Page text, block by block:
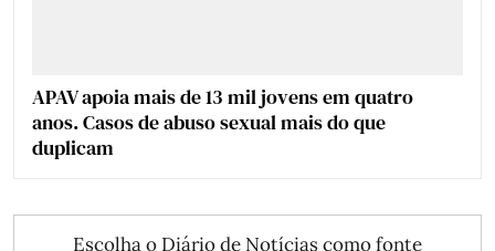
APAV apoia mais de 13 mil jovens em quatro
anos. Casos de abuso sexual mais do que
duplicam
Escolha o Diário de Notícias como fonte